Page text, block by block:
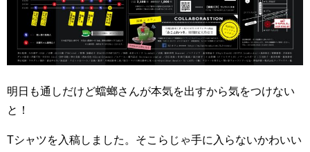
明日も通しだけど蟷螂さんが本気を出すから気をつけない
と！
Tシャツを入稿しました。そこらじゃ手に入らないかわいい